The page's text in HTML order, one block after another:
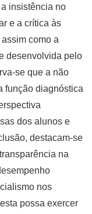
insistência no
e a crítica às
como a
desenvolvida pelo
se que a não
função diagnóstica
dos alunos e
destacam-se
na
nos
possa exercer